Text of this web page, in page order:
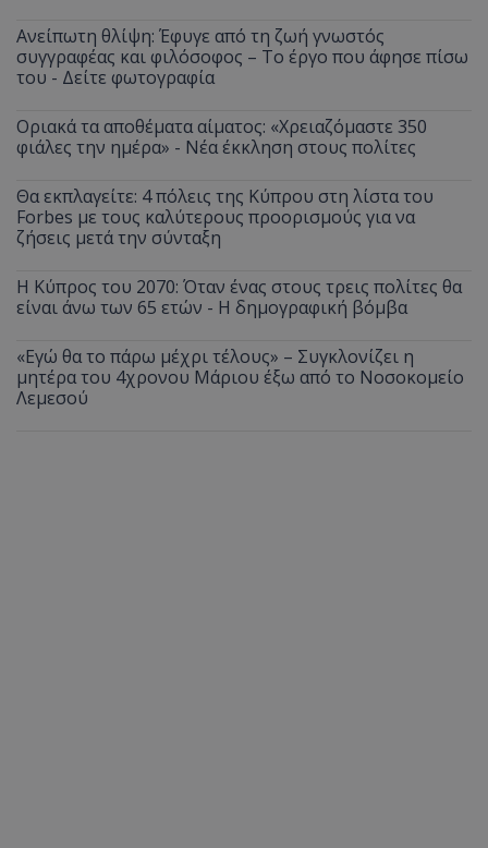
Ανείπωτη θλίψη: Έφυγε από τη ζωή γνωστός
συγγραφέας και φιλόσοφος – Το έργο που άφησε πίσω
του - Δείτε φωτογραφία
Οριακά τα αποθέματα αίματος: «Χρειαζόμαστε 350
φιάλες την ημέρα» - Νέα έκκληση στους πολίτες
Θα εκπλαγείτε: 4 πόλεις της Κύπρου στη λίστα του
Forbes με τους καλύτερους προορισμούς για να
ζήσεις μετά την σύνταξη
Η Κύπρος του 2070: Όταν ένας στους τρεις πολίτες θα
είναι άνω των 65 ετών - Η δημογραφική βόμβα
«Εγώ θα το πάρω μέχρι τέλους» – Συγκλονίζει η
μητέρα του 4χρονου Μάριου έξω από το Νοσοκομείο
Λεμεσού